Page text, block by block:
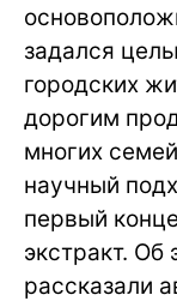
задался
городских
дорогим
многих
научный
первый
экстракт. Об
рассказали